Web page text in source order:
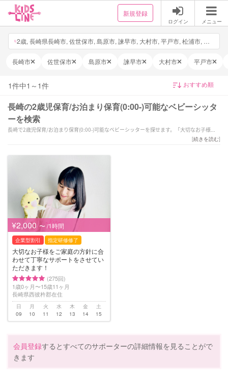
新規登録
ログイン メニュー
長崎市 佐世保市 島原市 諫早市 大村市 平戸市
1件中1 ～ 1件
長崎の2歳児保育/お泊まり保育(0:00-)可能なベビーシッタ
ーを検索
長崎で2歳児保育/お泊まり保育(0:00-)可能なベビーシッターを探せます。「大切なお子様を
ご家庭の方針に合わせて丁寧なサポートをさせていただきます！」などの強みを持つシッタ
に合わせて選んでいただけます。
[続きを読む]
¥2,000 〜 /1時間
企業型割引 指定研修修了
大切なお子様をご家庭の方針に合
わせて丁寧なサポートをさせてい
ただきます！
(275回)
1歳0ヶ月〜15歳11ヶ月
長崎県西彼杵郡在住
日
09
月
10
火
11
水
12
木
13
金
14
土
15
会員登録するとすべてのサポーターの詳細情報を見ることがで
きます